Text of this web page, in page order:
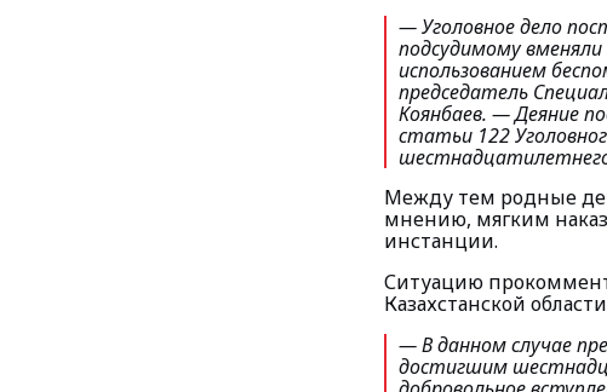
— Уголовное дело
подсудимому
использованием
председатель
Коянбаев. — Деяние
статьи 122
шестнадцатилетнего
Между тем родные
мнению, мягким
инстанции.
Ситуацию
Казахстанской
— В данном случае
достигшим